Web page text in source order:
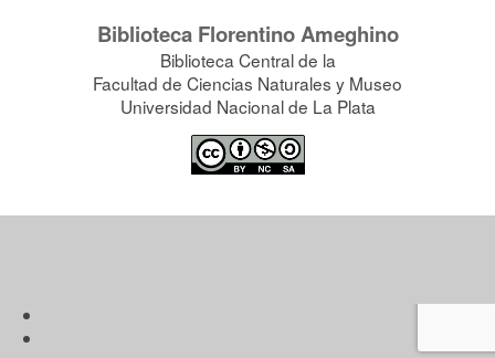
Biblioteca Florentino Ameghino
Biblioteca Central de la
Facultad de Ciencias Naturales y Museo
Universidad Nacional de La Plata